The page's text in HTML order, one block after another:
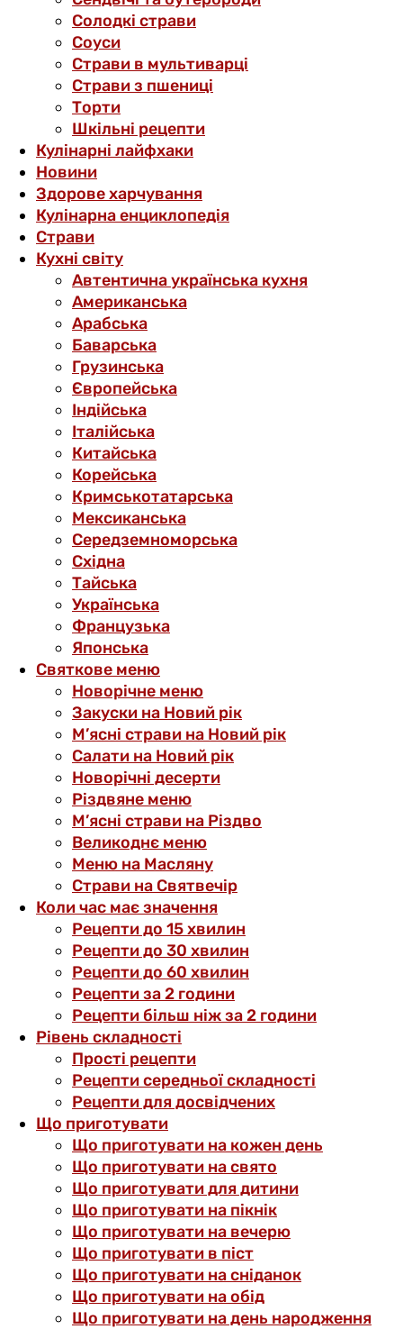
Солодкі страви
Соуси
Страви в мультиварці
Страви з пшениці
Торти
Шкільні рецепти
Кулінарні лайфхаки
Новини
Здорове харчування
Кулінарна енциклопедія
Страви
Кухні світу
Автентична українська кухня
Американська
Арабська
Баварська
Грузинська
Європейська
Індійська
Італійська
Китайська
Корейська
Кримськотатарська
Мексиканська
Середземноморська
Східна
Тайська
Українська
Французька
Японська
Святкове меню
Новорічне меню
Закуски на Новий рік
М’ясні страви на Новий рік
Салати на Новий рік
Новорічні десерти
Різдвяне меню
М’ясні страви на Різдво
Великоднє меню
Меню на Масляну
Страви на Святвечір
Коли час має значення
Рецепти до 15 хвилин
Рецепти до 30 хвилин
Рецепти до 60 хвилин
Рецепти за 2 години
Рецепти більш ніж за 2 години
Рівень складності
Прості рецепти
Рецепти середньої складності
Рецепти для досвідчених
Що приготувати
Що приготувати на кожен день
Що приготувати на свято
Що приготувати для дитини
Що приготувати на пікнік
Що приготувати на вечерю
Що приготувати в піст
Що приготувати на сніданок
Що приготувати на обід
Що приготувати на день народження